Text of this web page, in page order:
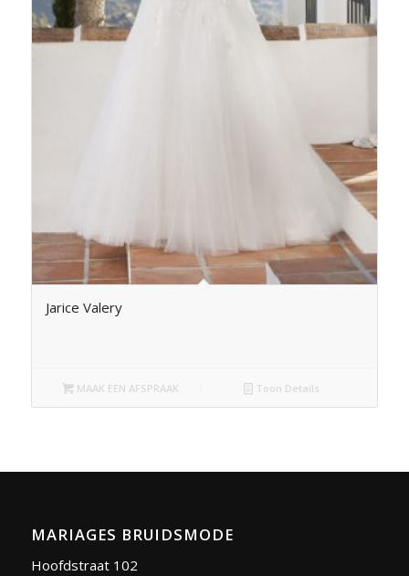
Jarice Valery
MAAK EEN AFSPRAAK Toon Details
MARIAGES BRUIDSMODE
Hoofdstraat 102